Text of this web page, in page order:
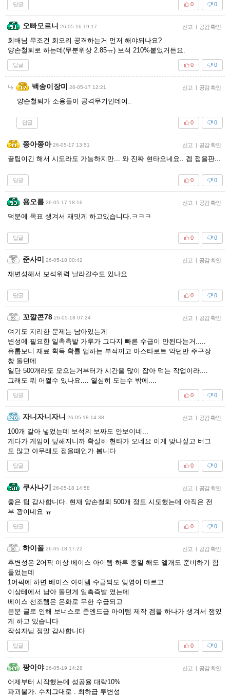
답글 0
0
오빠모르니 26-05-16 19:17 신고 | 공감 확인
회배님 무조건 회오리 공격하는거 먼저 해야되나요?
양손철퇴로 하는데(무분위상 2.85ㅠ) 보석 210%붙었거든요.
답글 0
0
백송이장미 26-05-17 12:21 신고 | 공감 확인
양손철퇴가 소용돌이 공격무기인데여..
답글 0
0
쯩아쯩아 26-05-17 13:51 신고 | 공감 확인
꿀팁이긴 해서 시도라도 가능하지만... 와 진짜 현타오네요.. 겜 접을판...
답글 0
0
용오름 26-05-17 18:16 신고 | 공감 확인
덕분에 목표 생겨서 재밋게 하고있습니다.ㅋㅋㅋ
답글 0
0
준사미 26-05-18 00:42 신고 | 공감 확인
재변성해서 보석위력 날라갈수도 있나요
답글 0
0
꼬깔콘78 26-05-18 07:24 신고 | 공감 확인
여기도 지리한 문제는 남아있는게
변성에 필요한 일촉측발 가루가 그다지 빠른 수급이 안된다는거.....
유툽보니 재료 획득 확률 업하는 부적끼고 아스타로트 악던만 주구장
창 돌던데
일단 500개라도 모으는거부터가 시간을 많이 잡아 먹는 작업이라....
그래도 뭐 어쩔수 있나요.... 열심히 도는수 밖에....
답글 0
0
자니자니자니 26-05-18 14:38 신고 | 공감 확인
100개 갈아 넣었는데 보석의 보짜도 안보이네...
게다가 게임이 딮해지니까 확실히 현타가 오네요 이게 맞나싶고 버그
도 많고 아무래도 접을때인가 봅니다
답글 0
0
쿠사나기 26-05-18 14:58 신고 | 공감 확인
좋은 팁 감사합니다. 현재 양손철퇴 500개 정도 시도했는데 아직은 전
부 꽝이네요 ㅠ
답글 0
0
하이폴 26-05-18 17:22 신고 | 공감 확인
후변성은 2어픽 이상 베이스 아이템 하루 종일 해도 엘개도 준비하기 힘
들었는데
1어픽에 하면 베이스 아이템 수급되도 잊영이 마르고
이상테에서 남아 돌던게 일촉즉발 였는데
베이스 선조템은 은화로 무한 수급되고
본분 글로 인해 보너스로 준엔드급 아이템 제작 겜블 하나가 생겨서 잼있
게 하고 있습니다
작성자님 정말 감사합니다
답글 0
0
팡이야 26-05-19 14:28 신고 | 공감 확인
어제부터 시작했는데 성공율 대략10%
파괴불가. 수치그대로 . 최하급 투변성